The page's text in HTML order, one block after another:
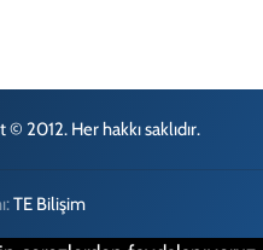
2012. Her hakkı saklıdır.
TE Bilişim